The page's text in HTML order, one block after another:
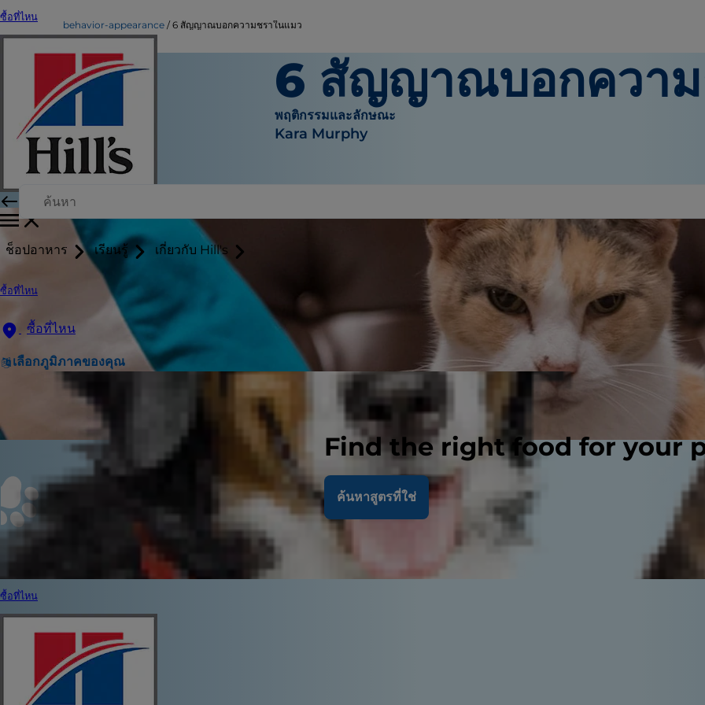
ซื้อที่ไหน
ช็อปอาหาร เรียนรู้ เกี่ยวกับ Hill's
ซื้อที่ไหน
ซื้อที่ไหน
เลือกภูมิภาคของคุณ
Find the right food for your
ค้นหาสูตรที่ใช่
ซื้อที่ไหน
behavior-appearance 6 สัญญาณบอกความชราในแมว
6 สัญญาณบอกความ
พฤติกรรมและลักษณะ
Kara Murphy